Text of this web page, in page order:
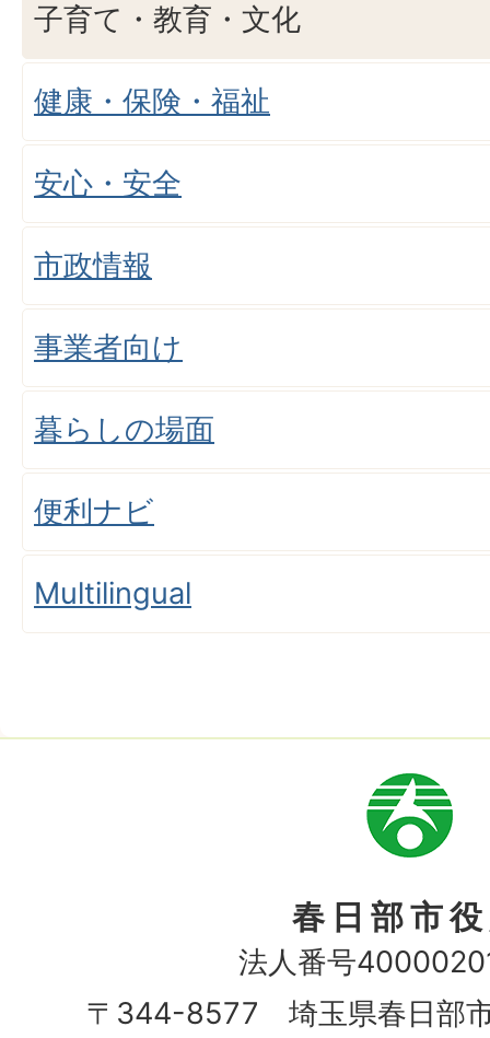
子育て・教育・文化
健康・保険・福祉
安心・安全
市政情報
事業者向け
暮らしの場面
便利ナビ
Multilingual
市
章
春日部市
法人番号
〒344-8577 埼玉県春日部